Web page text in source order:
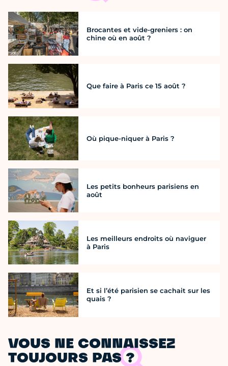
Brocantes et vide-greniers : on
chine où en août ?
Que faire à Paris ce 15 août ?
Où pique-niquer à Paris ?
Les petits bonheurs parisiens en
août
Les meilleurs endroits où naviguer
à Paris
Et si l’été parisien se cachait sur les
quais ?
VOUS NE CONNAISSEZ
TOUJOURS PAS ?